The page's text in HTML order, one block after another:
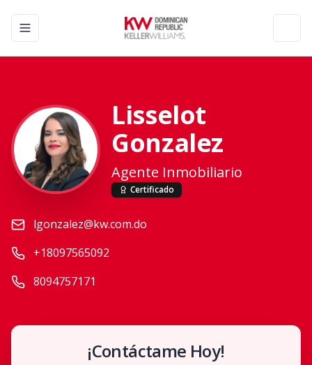
Toggle navigation menu
Lisselot
Gonzalez
Agente Inmobiliario
Certificado
lgonzalez@kw.com.do
+18097565092
8094757171
¡Contáctame Hoy!